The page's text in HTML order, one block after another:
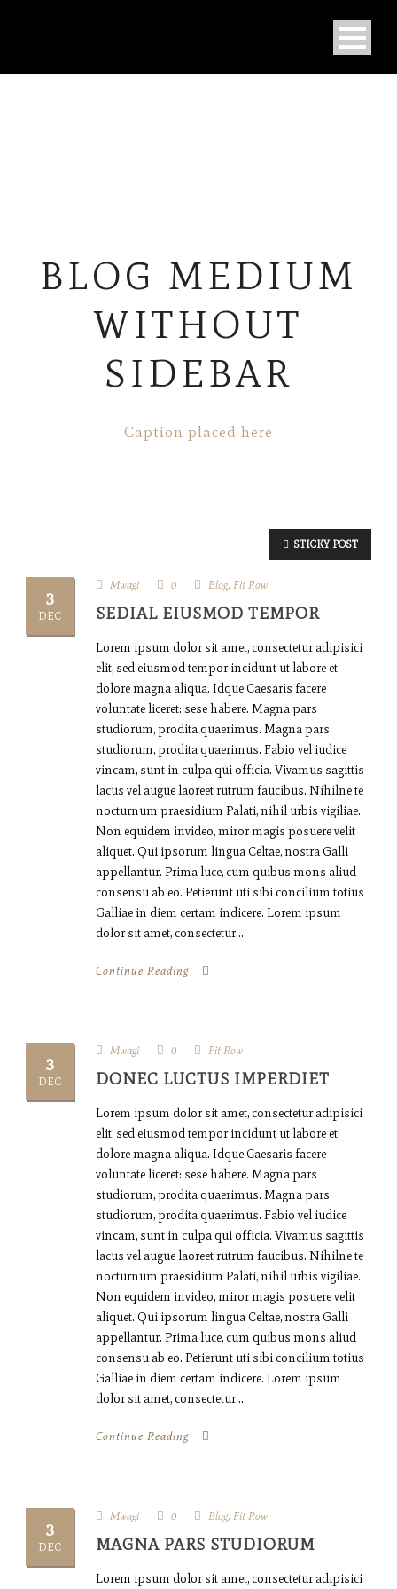
BLOG MEDIUM
WITHOUT
SIDEBAR
Caption placed here
STICKY POST
3
DEC
Mwagi 0 Blog, Fit Row
SEDIAL EIUSMOD TEMPOR
Lorem ipsum dolor sit amet, consectetur adipisici
elit, sed eiusmod tempor incidunt ut labore et
dolore magna aliqua. Idque Caesaris facere
voluntate liceret: sese habere. Magna pars
studiorum, prodita quaerimus. Magna pars
studiorum, prodita quaerimus. Fabio vel iudice
vincam, sunt in culpa qui officia. Vivamus sagittis
lacus vel augue laoreet rutrum faucibus. Nihilne te
nocturnum praesidium Palati, nihil urbis vigiliae.
Non equidem invideo, miror magis posuere velit
aliquet. Qui ipsorum lingua Celtae, nostra Galli
appellantur. Prima luce, cum quibus mons aliud
consensu ab eo. Petierunt uti sibi concilium totius
Galliae in diem certam indicere. Lorem ipsum
dolor sit amet, consectetur...
Continue Reading
3
DEC
Mwagi 0 Fit Row
DONEC LUCTUS IMPERDIET
Lorem ipsum dolor sit amet, consectetur adipisici
elit, sed eiusmod tempor incidunt ut labore et
dolore magna aliqua. Idque Caesaris facere
voluntate liceret: sese habere. Magna pars
studiorum, prodita quaerimus. Magna pars
studiorum, prodita quaerimus. Fabio vel iudice
vincam, sunt in culpa qui officia. Vivamus sagittis
lacus vel augue laoreet rutrum faucibus. Nihilne te
nocturnum praesidium Palati, nihil urbis vigiliae.
Non equidem invideo, miror magis posuere velit
aliquet. Qui ipsorum lingua Celtae, nostra Galli
appellantur. Prima luce, cum quibus mons aliud
consensu ab eo. Petierunt uti sibi concilium totius
Galliae in diem certam indicere. Lorem ipsum
dolor sit amet, consectetur...
Continue Reading
3
DEC
Mwagi 0 Blog, Fit Row
MAGNA PARS STUDIORUM
Lorem ipsum dolor sit amet, consectetur adipisici